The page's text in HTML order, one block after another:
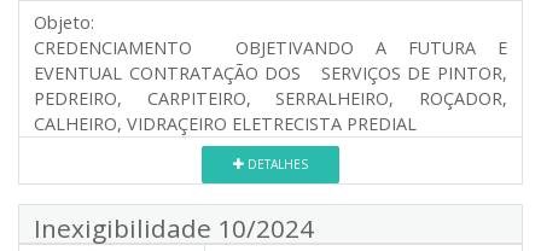
Objeto:
CREDENCIAMENTO OBJETIVANDO A FUTURA E
EVENTUAL CONTRATAÇÃO DOS SERVIÇOS DE PINTOR,
PEDREIRO, CARPITEIRO, SERRALHEIRO, ROÇADOR,
CALHEIRO, VIDRAÇEIRO ELETRECISTA PREDIAL
DETALHES
Inexigibilidade 10/2024